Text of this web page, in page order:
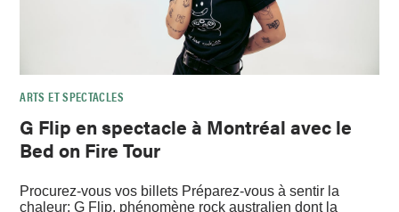
ARTS ET SPECTACLES
G Flip en spectacle à Montréal avec le
Bed on Fire Tour
Procurez-vous vos billets Préparez-vous à sentir la
chaleur: G Flip, phénomène rock australien dont la